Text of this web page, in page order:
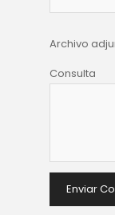
Archivo
Consulta
Enviar